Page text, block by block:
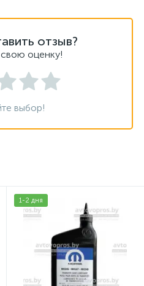
отзыв?
оценку!
выбор!
1-2 дня